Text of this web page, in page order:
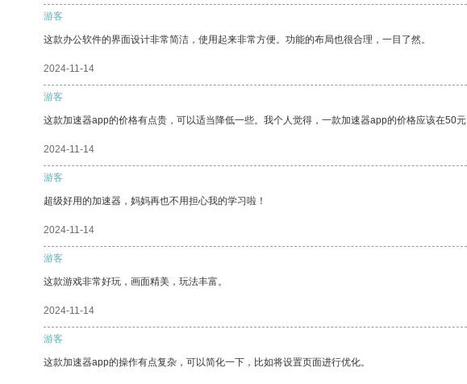
游客
这款办公软件的界面设计非常简洁，使用起来非常方便。功能的布局也很合理，一目了然。
2024-11-14
游客
这款加速器app的价格有点贵，可以适当降低一些。我个人觉得，一款加速器app的价格应该在50元
2024-11-14
游客
超级好用的加速器，妈妈再也不用担心我的学习啦！
2024-11-14
游客
这款游戏非常好玩，画面精美，玩法丰富。
2024-11-14
游客
这款加速器app的操作有点复杂，可以简化一下，比如将设置页面进行优化。